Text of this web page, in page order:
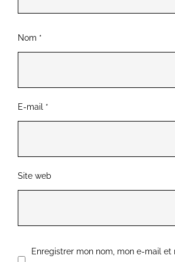
Nom *
E-mail *
Site web
Enregistrer mon nom, mon e-mail et